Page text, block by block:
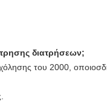
διατρήσεων;
του 2000,